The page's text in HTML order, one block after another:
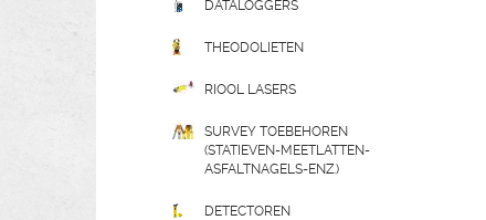
DATALOGGERS
THEODOLIETEN
RIOOL LASERS
SURVEY TOEBEHOREN
(STATIEVEN-MEETLATTEN-
ASFALTNAGELS-ENZ.)
DETECTOREN